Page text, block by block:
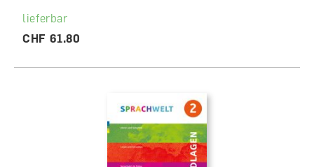
lieferbar
CHF 61.80